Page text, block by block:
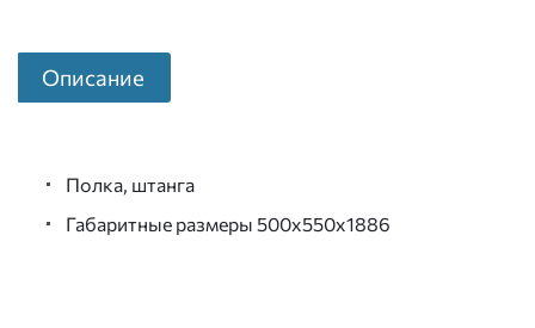
Описание
Полка, штанга
Габаритные размеры 500х550х1886